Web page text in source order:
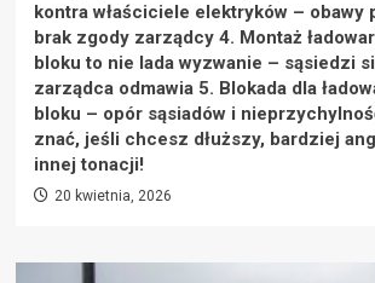
kontra właściciele elektryków – obawy
brak zgody zarządcy 4. Montaż
bloku to nie lada wyzwanie – sąsiedzi
zarządca odmawia 5. Blokada dla
bloku – opór sąsiadów i
znać, jeśli chcesz dłuższy, bardziej
innej tonacji!
20 kwietnia, 2026